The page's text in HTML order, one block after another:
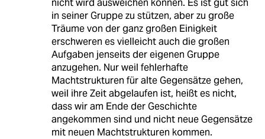
nicht wird ausweichen können. Es ist gut sich
in seiner Gruppe zu stützen, aber zu große
Träume von der ganz großen Einigkeit
erschweren es vielleicht auch die großen
Aufgaben jenseits der eigenen Gruppe
anzugehen. Nur weil fehlerhafte
Machtstrukturen für alte Gegensätze gehen,
weil ihre Zeit abgelaufen ist, heißt es nicht,
dass wir am Ende der Geschichte
angekommen sind und nicht neue Gegensätze
mit neuen Machtstrukturen kommen.